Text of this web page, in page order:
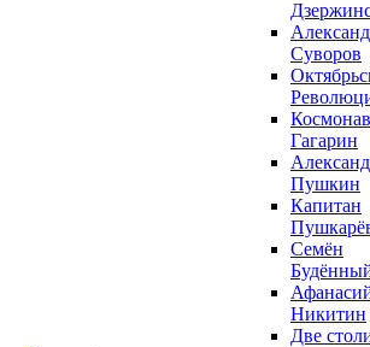
Суворов
Гагарин
Пушкин
Капитан
Семён
Никитин
Две